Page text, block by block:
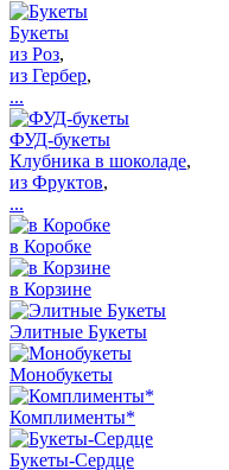
Букеты
из Роз,
из Гербер,
...
ФУД-букеты
Клубника в шоколаде,
из Фруктов,
...
в Коробке
в Корзине
Элитные Букеты
Монобукеты
Комплименты*
Букеты-Сердце